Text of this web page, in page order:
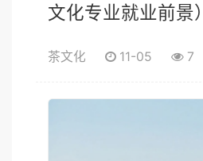
文化专业就业前景）
茶文化 11-05 7